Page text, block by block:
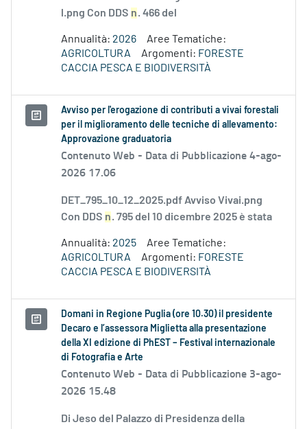
l.png Con DDS n. 466 del
Annualità: 2026
Aree Tematiche:
AGRICOLTURA
Argomenti: FORESTE
CACCIA PESCA E BIODIVERSITÀ
Avviso per l'erogazione di contributi a vivai forestali
per il miglioramento delle tecniche di allevamento:
Approvazione graduatoria
Contenuto Web - Data di Pubblicazione 4-ago-
2026 17.06
DET_795_10_12_2025.pdf Avviso Vivai.png
Con DDS n. 795 del 10 dicembre 2025 è stata
Annualità: 2025
Aree Tematiche:
AGRICOLTURA
Argomenti: FORESTE
CACCIA PESCA E BIODIVERSITÀ
Domani in Regione Puglia (ore 10.30) il presidente
Decaro e l’assessora Miglietta alla presentazione
della XI edizione di PhEST – Festival internazionale
di Fotografia e Arte
Contenuto Web - Data di Pubblicazione 3-ago-
2026 15.48
Di Jeso del Palazzo di Presidenza della